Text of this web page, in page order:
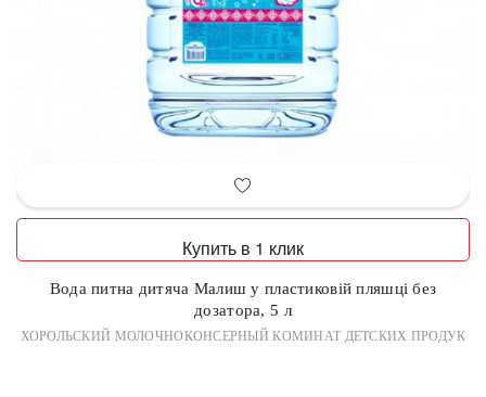
Купить в 1 клик
Вода питна дитяча Малиш у пластиковій пляшці без
дозатора, 5 л
ХОРОЛЬСКИЙ МОЛОЧНОКОНСЕРНЫЙ КОМИНАТ ДЕТСКИХ ПРОДУК